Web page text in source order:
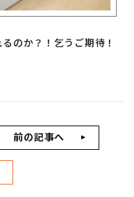
のか？！乞うご期待！
前の記事へ